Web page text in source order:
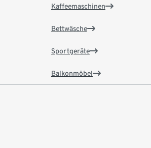
Kaffeemaschinen
Bettwäsche
Sportgeräte
Balkonmöbel